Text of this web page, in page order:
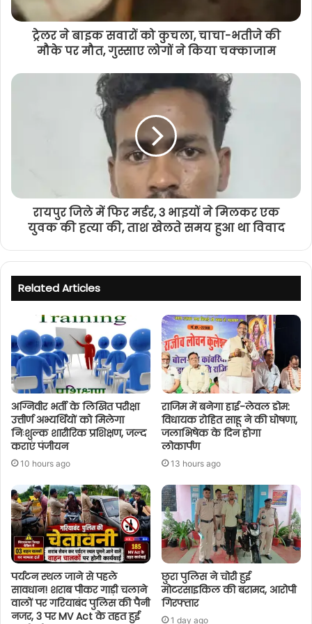
ट्रेलर ने बाइक सवारों को कुचला, चाचा-भतीजे की
मौके पर मौत, गुस्साए लोगों ने किया चक्काजाम
रायपुर जिले में फिर मर्डर, 3 भाइयों ने मिलकर एक
युवक की हत्या की, ताश खेलते समय हुआ था विवाद
Related Articles
अग्निवीर भर्ती के लिखित परीक्षा
उत्तीर्ण अभ्यर्थियों को मिलेगा
निःशुल्क शारीरिक प्रशिक्षण, जल्द
कराएं पंजीयन
10 hours ago
राजिम में बनेगा हाई-लेवल डोम:
विधायक रोहित साहू ने की घोषणा,
जलाभिषेक के दिन होगा
लोकार्पण
13 hours ago
पर्यटन स्थल जाने से पहले
सावधान! शराब पीकर गाड़ी चलाने
वालों पर गरियाबंद पुलिस की पैनी
नजर, 3 पर MV Act के तहत हुई
छुरा पुलिस ने चोरी हुई
मोटरसाइकिल की बरामद, आरोपी
गिरफ्तार
1 day ago